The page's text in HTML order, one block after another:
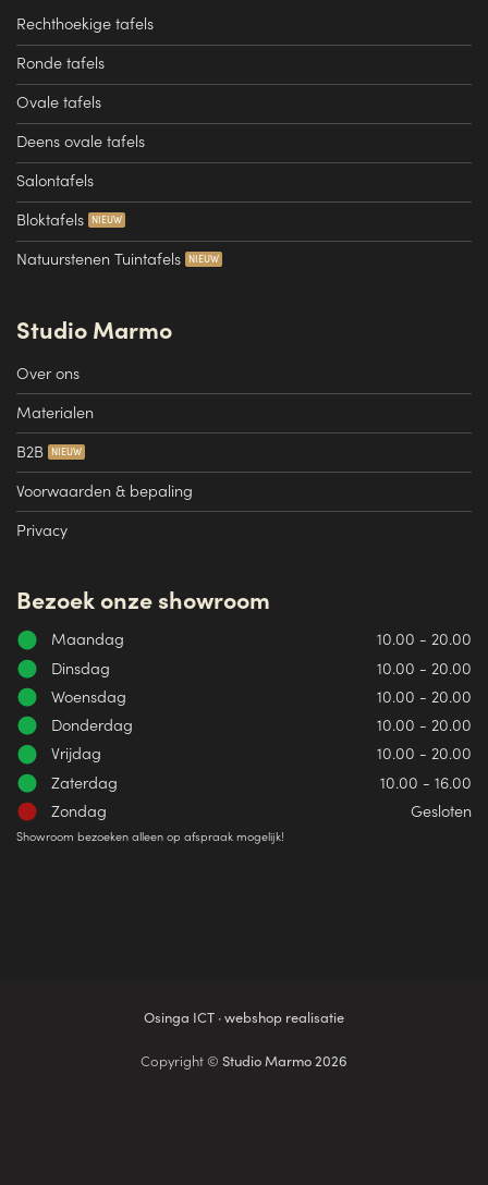
Rechthoekige tafels
Ronde tafels
Ovale tafels
Deens ovale tafels
Salontafels
Bloktafels
Natuurstenen Tuintafels
Studio Marmo
Over ons
Materialen
B2B
Voorwaarden & bepaling
Privacy
Bezoek onze showroom
Maandag
10.00 - 20.00
Dinsdag
10.00 - 20.00
Woensdag
10.00 - 20.00
Donderdag
10.00 - 20.00
Vrijdag
10.00 - 20.00
Zaterdag
10.00 - 16.00
Zondag
Gesloten
Showroom bezoeken alleen op afspraak mogelijk!
Osinga ICT · webshop realisatie
Copyright © Studio Marmo 2026